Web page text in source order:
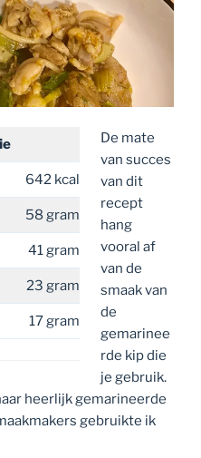
642 kcal
58 gram
41 gram
23 gram
17 gram
De mate
van succes
van dit
recept
hang
vooral af
van de
smaak van
de
gemarinee
rde kip die
je gebruik.
heerlijk gemarineerde
gebruikte ik